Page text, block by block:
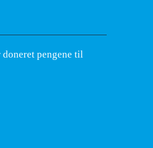
pengene til